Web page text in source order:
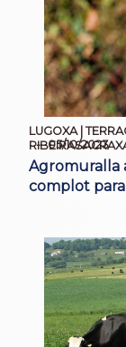
LUGOXA |
05/10/2023
Agromuralla
complot